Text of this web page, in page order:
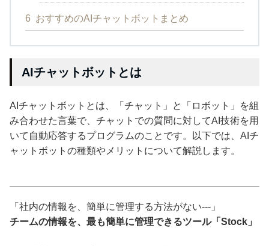
6 おすすめのAIチャットボットまとめ
AIチャットボットとは
AIチャットボットとは、「チャット」と「ロボット」を組
み合わせた言葉で、チャットでの質問に対してAI技術を用
いて自動応答するプログラムのことです。以下では、AIチ
ャットボットの種類やメリットについて解説します。
「社内の情報を、簡単に管理する方法がない---」
チームの情報を、最も簡単に管理できるツール「Stock」